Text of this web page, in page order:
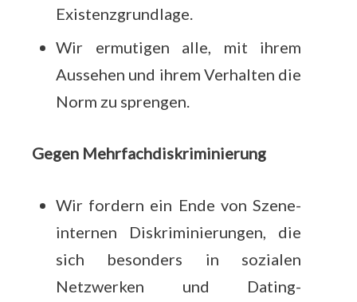
Existenzgrundlage.
Wir ermutigen alle, mit ihrem
Aussehen und ihrem Verhalten die
Norm zu sprengen.
Gegen Mehrfachdiskriminierung
Wir fordern ein Ende von Szene-
internen Diskriminierungen, die
sich besonders in sozialen
Netzwerken und Dating-